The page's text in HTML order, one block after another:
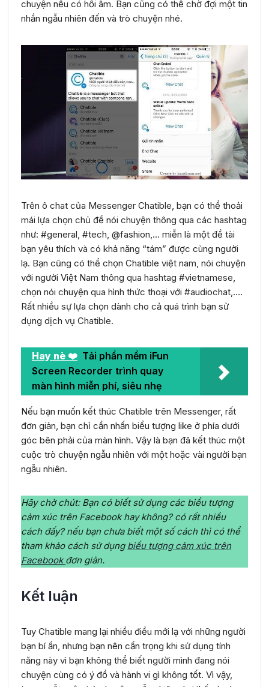
chuyện nếu có hồi âm. Bạn cũng có thể chờ đợi một tin
nhắn ngẫu nhiên đến và trò chuyện nhé.
Trên ô chat của Messenger Chatible, bạn có thể thoải
mái lựa chọn chủ đề nói chuyện thông qua các hashtag
như: #general, #tech, @fashion,… miễn là một đề tài
bạn yêu thích và có khả năng “tám” được cùng người
lạ. Bạn cũng có thể chọn Chatible việt nam, nói chuyện
với người Việt Nam thông qua hashtag #vietnamese,
chọn nói chuyện qua hình thức thoại với #audiochat,….
Rất nhiều sự lựa chọn dành cho cả quá trình bạn sử
dụng dịch vụ Chatible.
Hay nè ❤️ Tải phần mềm iFun
Screen Recorder trình quay
màn hình miễn phí, siêu nhẹ
Nếu bạn muốn kết thúc Chatible trên Messenger, rất
đơn giản, bạn chỉ cần nhấn biểu tượng like ở phía dưới
góc bên phải của màn hình. Vậy là bạn đã kết thúc một
cuộc trò chuyện ngẫu nhiên với một hoặc vài người bạn
ngẫu nhiên.
Hãy chờ chút: Bạn có biết sử dụng các biểu tượng
cảm xúc trên Facebook hay không? có rất nhiều
cách đấy? nếu bạn chưa biết một số cách thì có thể
tham khảo cách sử dụng biểu tượng cảm xúc trên
Facebookđơn giản.
Kết luận
Tuy Chatible mang lại nhiều điều mới lạ với những người
bạn bí ẩn, nhưng bạn nên cẩn trọng khi sử dụng tính
năng này vì bạn không thể biết người mình đang nói
chuyện cùng có ý đồ và hành vi gì không tốt. Vì vậy,